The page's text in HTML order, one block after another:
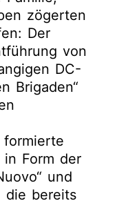
zögerten
Der
von
DC-
Brigaden“
Form der
und
die bereits